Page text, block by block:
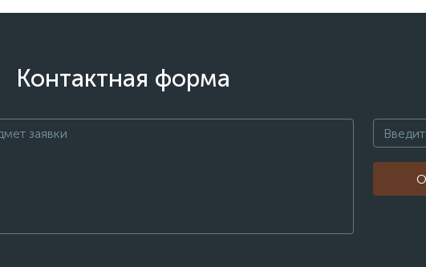
Контактная форма